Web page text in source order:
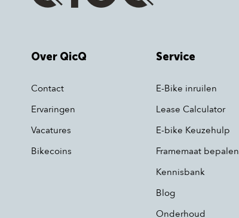
Over QicQ
Contact
Ervaringen
Vacatures
Bikecoins
Service
E-Bike inruilen
Lease Calculator
E-bike Keuzehulp
Framemaat bepalen
Kennisbank
Blog
Onderhoud